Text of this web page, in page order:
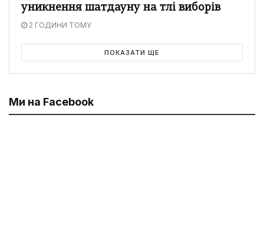
уникнення шатдауну на тлі виборів
2 ГОДИНИ ТОМУ
ПОКАЗАТИ ЩЕ
Ми на Facebook